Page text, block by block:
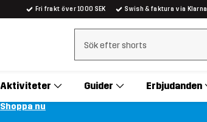
Fri frakt över 1000 SEK Swish & faktura via Klarna
Rensa sök
Aktiviteter Guider Erbjudanden
Shoppa nu